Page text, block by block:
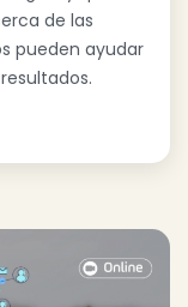
de las
pueden ayudar